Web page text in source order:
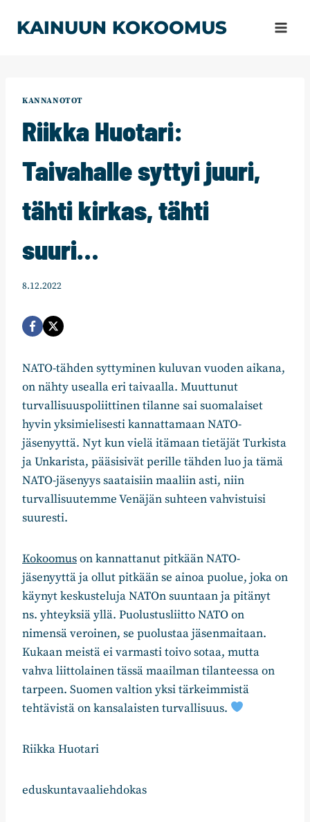
sisältöön
KAINUUN KOKOOMUS
KANNANOTOT
Riikka Huotari:
Taivahalle syttyi juuri,
tähti kirkas, tähti
suuri…
8.12.2022
NATO-tähden syttyminen kuluvan vuoden aikana,
on nähty usealla eri taivaalla. Muuttunut
turvallisuuspoliittinen tilanne sai suomalaiset
hyvin yksimielisesti kannattamaan NATO-
jäsenyyttä. Nyt kun vielä itämaan tietäjät Turkista
ja Unkarista, pääsisivät perille tähden luo ja tämä
NATO-jäsenyys saataisiin maaliin asti, niin
turvallisuutemme Venäjän suhteen vahvistuisi
suuresti.
Kokoomuson kannattanut pitkään NATO-
jäsenyyttä ja ollut pitkään se ainoa puolue, joka on
käynyt keskusteluja NATOn suuntaan ja pitänyt
ns. yhteyksiä yllä. Puolustusliitto NATO on
nimensä veroinen, se puolustaa jäsenmaitaan.
Kukaan meistä ei varmasti toivo sotaa, mutta
vahva liittolainen tässä maailman tilanteessa on
tarpeen. Suomen valtion yksi tärkeimmistä
tehtävistä on kansalaisten turvallisuus.
Riikka Huotari
eduskuntavaaliehdokas